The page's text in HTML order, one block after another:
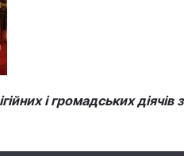
і громадських діячів з